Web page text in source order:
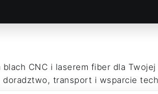
blach CNC i laserem fiber dla
doradztwo, transport i wsparcie